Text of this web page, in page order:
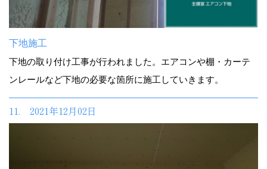
下地施工
下地の取り付け工事が行われました。エアコンや棚・カーテ
ンレールなど下地の必要な箇所に施工していきます。
11. 2021年12月02日